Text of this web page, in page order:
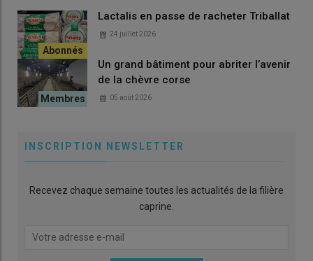
Lactalis en passe de racheter Triballat
24 juillet 2026
Un grand bâtiment pour abriter l’avenir
de la chèvre corse
05 août 2026
INSCRIPTION NEWSLETTER
Recevez chaque semaine toutes les actualités de la filière
caprine.